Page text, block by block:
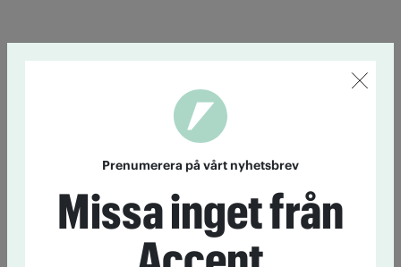
Prenumerera på vårt nyhetsbrev
Missa inget från